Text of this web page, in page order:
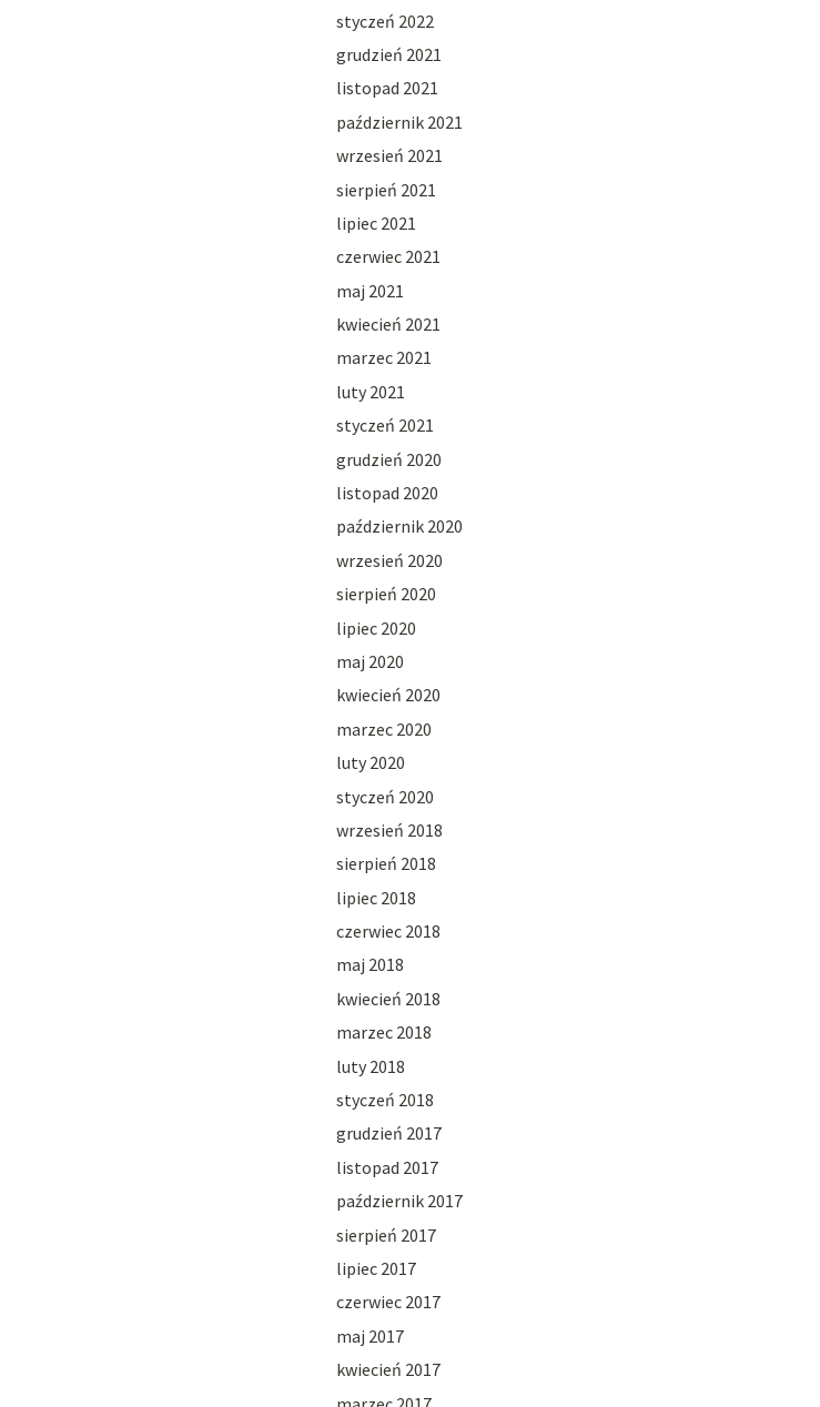
styczeń 2022
grudzień 2021
listopad 2021
październik 2021
wrzesień 2021
sierpień 2021
lipiec 2021
czerwiec 2021
maj 2021
kwiecień 2021
marzec 2021
luty 2021
styczeń 2021
grudzień 2020
listopad 2020
październik 2020
wrzesień 2020
sierpień 2020
lipiec 2020
maj 2020
kwiecień 2020
marzec 2020
luty 2020
styczeń 2020
wrzesień 2018
sierpień 2018
lipiec 2018
czerwiec 2018
maj 2018
kwiecień 2018
marzec 2018
luty 2018
styczeń 2018
grudzień 2017
listopad 2017
październik 2017
sierpień 2017
lipiec 2017
czerwiec 2017
maj 2017
kwiecień 2017